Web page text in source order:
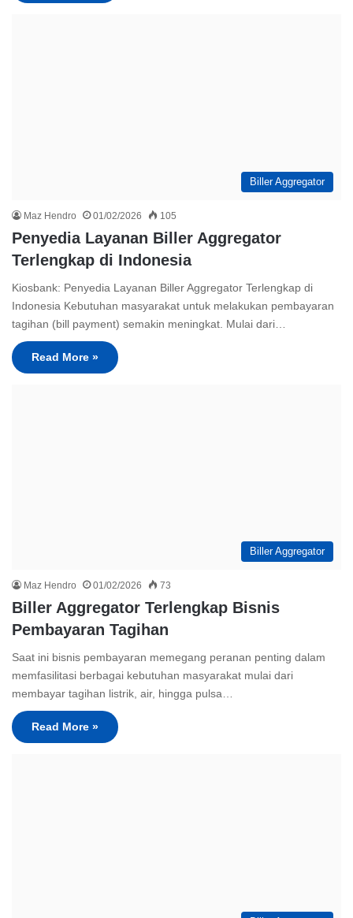
Biller Aggregator
Maz Hendro 01/02/2026 105
Penyedia Layanan Biller Aggregator
Terlengkap di Indonesia
Kiosbank: Penyedia Layanan Biller Aggregator Terlengkap di
Indonesia Kebutuhan masyarakat untuk melakukan pembayaran
tagihan (bill payment) semakin meningkat. Mulai dari…
Read More »
Biller Aggregator
Maz Hendro 01/02/2026 73
Biller Aggregator Terlengkap Bisnis
Pembayaran Tagihan
Saat ini bisnis pembayaran memegang peranan penting dalam
memfasilitasi berbagai kebutuhan masyarakat mulai dari
membayar tagihan listrik, air, hingga pulsa…
Read More »